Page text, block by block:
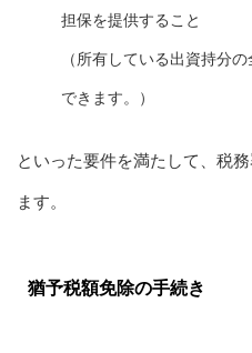
担保を提供すること
（所有している出資持分
できます。）
といった要件を満たして、税
ます。
猶予税額免除の手続き